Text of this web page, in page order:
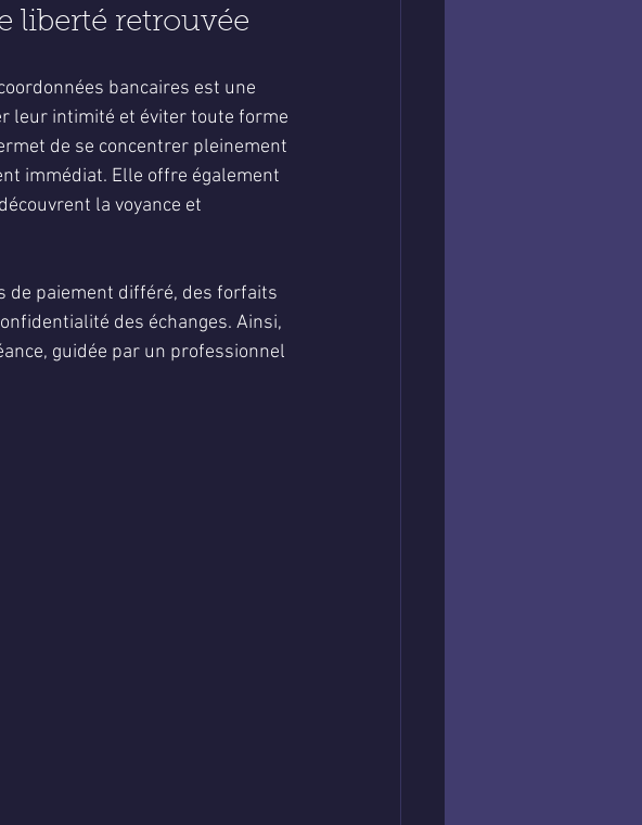
liberté retrouvée
bancaires est une
leur intimité et éviter toute forme
de se concentrer pleinement
immédiat. Elle offre également
la voyance et
de paiement différé, des forfaits
des échanges. Ainsi,
guidée par un professionnel